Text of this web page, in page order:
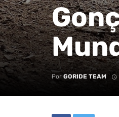
Por GORIDE TEAM